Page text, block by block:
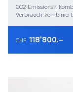
CO2-Emissionen
Verbrauch kombiniert
CHF 118'800.–